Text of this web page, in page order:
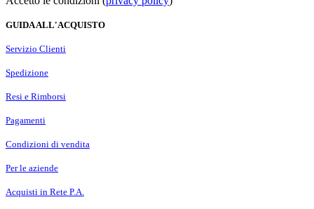
GUIDA ALL'ACQUISTO
Servizio Clienti
Spedizione
Resi e Rimborsi
Pagamenti
Condizioni di vendita
Per le aziende
Acquisti in Rete P.A.